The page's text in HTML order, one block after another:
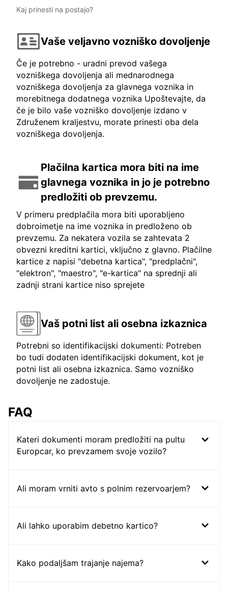
Kaj prinesti na postajo?
Vaše veljavno vozniško dovoljenje
Če je potrebno - uradni prevod vašega
vozniškega dovoljenja ali mednarodnega
vozniškega dovoljenja za glavnega voznika in
morebitnega dodatnega voznika Upoštevajte, da
če je bilo vaše vozniško dovoljenje izdano v
Združenem kraljestvu, morate prinesti oba dela
vozniškega dovoljenja.
Plačilna kartica mora biti na ime
glavnega voznika in jo je potrebno
predložiti ob prevzemu.
V primeru predplačila mora biti uporabljeno
dobroimetje na ime voznika in predloženo ob
prevzemu. Za nekatera vozila se zahtevata 2
obvezni kreditni kartici, vključno z glavno. Plačilne
kartice z napisi "debetna kartica", "predplačni",
"elektron", "maestro", "e-kartica" na sprednji ali
zadnji strani kartice niso sprejete
Vaš potni list ali osebna izkaznica
Potrebni so identifikacijski dokumenti: Potreben
bo tudi dodaten identifikacijski dokument, kot je
potni list ali osebna izkaznica. Samo vozniško
dovoljenje ne zadostuje.
FAQ
Kateri dokumenti moram predložiti na pultu
Europcar, ko prevzamem svoje vozilo?
Ali moram vrniti avto s polnim rezervoarjem?
Ali lahko uporabim debetno kartico?
Kako podaljšam trajanje najema?